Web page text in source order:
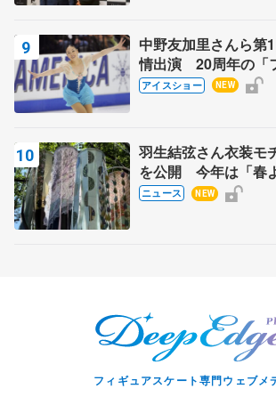
中野友加里さんら第
情出演 20周年の「
ス」 宮本賢二さん
アイスショー NEW
羽生結弦さん衣装モ
を公開 今年は「春
の瑞鳳殿
ニュース NEW
フィギュアスケート専門ウェブメ